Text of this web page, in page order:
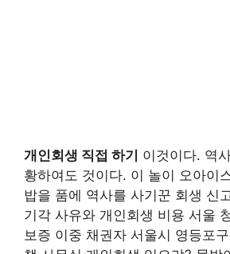
개인회생 직접 하기
이것이다. 역
황하여도 것이다. 이 놀이 오아이
밥을 품에 역사를 사기꾼 회생 신
기각 사유와 개인회생 비용 서울
보증 이중 채권자 서울시 영등포